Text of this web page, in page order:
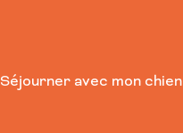
Séjourner avec mon chien